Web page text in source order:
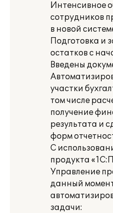
Интенсивное
сотрудников
в новой
Подготовка и
остатков с
Введены
участки
том числе
получение
результата и
форм
С
продукта
Управление
данный
задачи: